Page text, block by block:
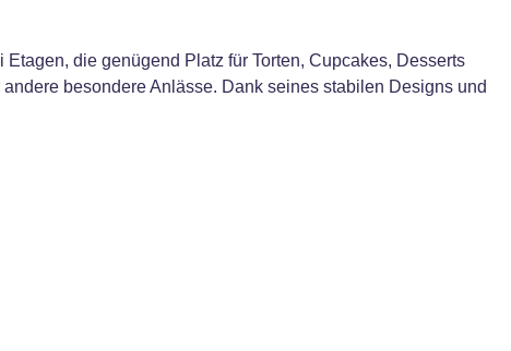
die genügend Platz für Torten, Cupcakes, Desserts
besondere Anlässe. Dank seines stabilen Designs und